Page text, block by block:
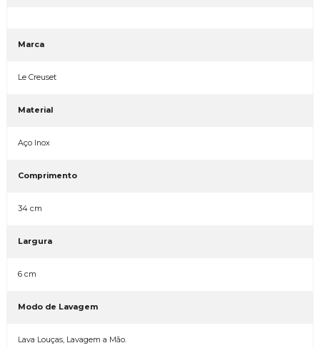
Marca
Le Creuset
Material
Aço Inox
Comprimento
34 cm
Largura
6 cm
Modo de Lavagem
Lava Louças, Lavagem a Mão.